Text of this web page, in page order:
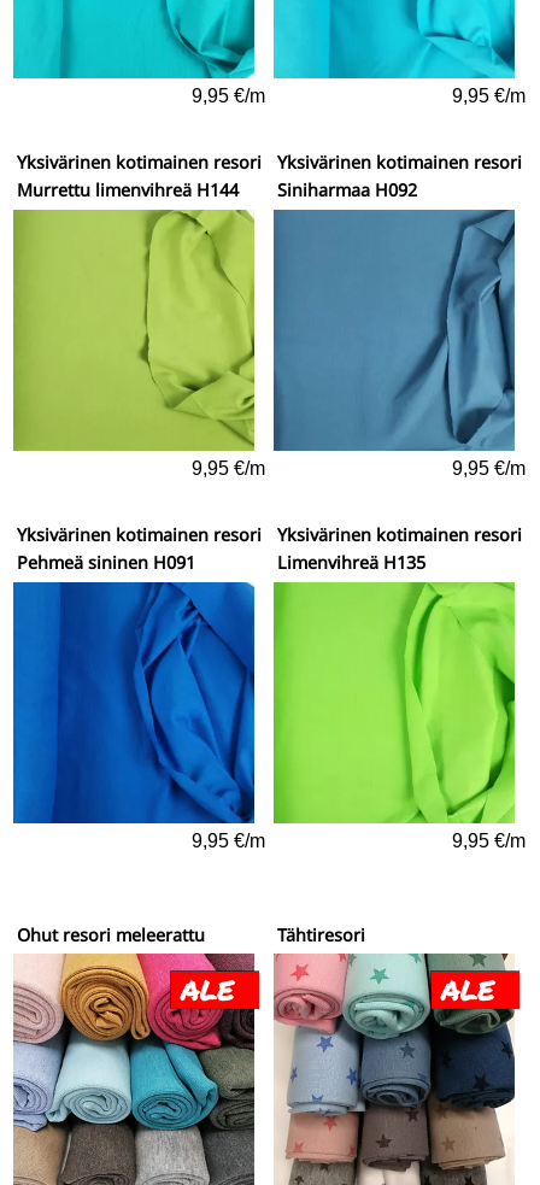
9,95 €/m 9,95 €/m
Yksivärinen kotimainen resori
Murrettu limenvihreä H144
9,95 €/m
Yksivärinen kotimainen resori
Siniharmaa H092
9,95 €/m
Yksivärinen kotimainen resori
Pehmeä sininen H091
9,95 €/m
Yksivärinen kotimainen resori
Limenvihreä H135
9,95 €/m
Ohut resori meleerattu Tähtiresori